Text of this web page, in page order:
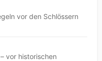
vor den Schlössern
vor historischen